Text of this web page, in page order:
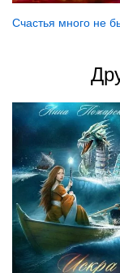
Счастья много не